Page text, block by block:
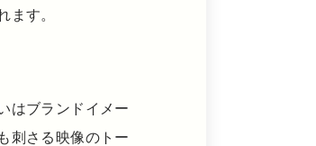
ます。
はブランドイメー
刺さる映像のトー